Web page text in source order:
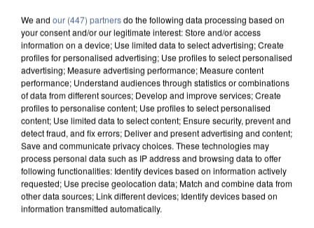
We and our (447) partnersdo the following data processing based on
your consent and/or our legitimate interest: Store and/or access
information on a device; Use limited data to select advertising; Create
profiles for personalised advertising; Use profiles to select personalised
advertising; Measure advertising performance; Measure content
performance; Understand audiences through statistics or combinations
of data from different sources; Develop and improve services; Create
profiles to personalise content; Use profiles to select personalised
content; Use limited data to select content; Ensure security, prevent and
detect fraud, and fix errors; Deliver and present advertising and content;
Save and communicate privacy choices. These technologies may
process personal data such as IP address and browsing data to offer
following functionalities: Identify devices based on information actively
requested; Use precise geolocation data; Match and combine data from
other data sources; Link different devices; Identify devices based on
information transmitted automatically.